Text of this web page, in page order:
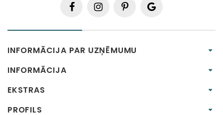
INFORMĀCIJA PAR UZŅĒMUMU
INFORMĀCIJA
EKSTRAS
PROFILS